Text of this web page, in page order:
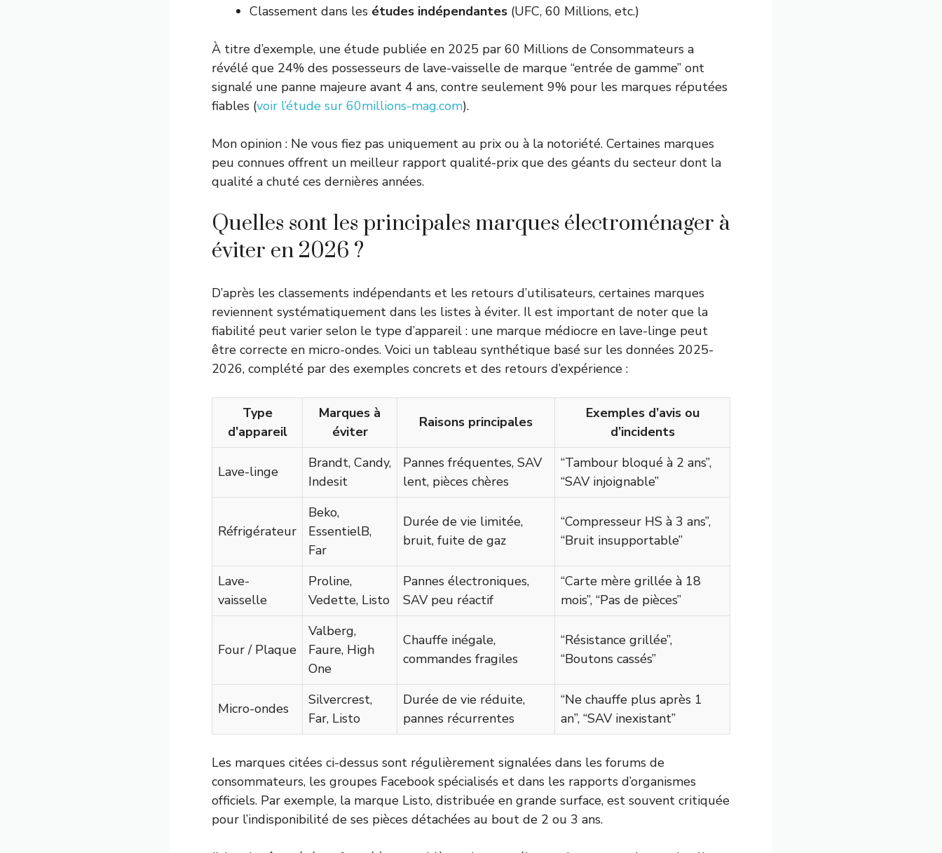
Classement dans les études indépendantes (UFC, 60 Millions, etc.)
À titre d’exemple, une étude publiée en 2025 par 60 Millions de Consommateurs a
révélé que 24% des possesseurs de lave-vaisselle de marque “entrée de gamme” ont
signalé une panne majeure avant 4 ans, contre seulement 9% pour les marques réputées
fiables (voir l’étude sur 60millions-mag.com).
Mon opinion : Ne vous fiez pas uniquement au prix ou à la notoriété. Certaines marques
peu connues offrent un meilleur rapport qualité-prix que des géants du secteur dont la
qualité a chuté ces dernières années.
Quelles sont les principales marques électroménager à
éviter en 2026 ?
D’après les classements indépendants et les retours d’utilisateurs, certaines marques
reviennent systématiquement dans les listes à éviter. Il est important de noter que la
fiabilité peut varier selon le type d’appareil : une marque médiocre en lave-linge peut
être correcte en micro-ondes. Voici un tableau synthétique basé sur les données 2025-
2026, complété par des exemples concrets et des retours d’expérience :
Type
d’appareil
Marques à
éviter
Raisons principales
Exemples d’avis ou
d’incidents
Lave-linge
Brandt, Candy,
Indesit
Pannes fréquentes, SAV
lent, pièces chères
“Tambour bloqué à 2 ans”,
“SAV injoignable”
Réfrigérateur
Beko,
EssentielB,
Far
Durée de vie limitée,
bruit, fuite de gaz
“Compresseur HS à 3 ans”,
“Bruit insupportable”
Lave-
vaisselle
Proline,
Vedette, Listo
Pannes électroniques,
SAV peu réactif
“Carte mère grillée à 18
mois”, “Pas de pièces”
Four / Plaque
Valberg,
Faure, High
One
Chauffe inégale,
commandes fragiles
“Résistance grillée”,
“Boutons cassés”
Micro-ondes
Silvercrest,
Far, Listo
Durée de vie réduite,
pannes récurrentes
“Ne chauffe plus après 1
an”, “SAV inexistant”
Les marques citées ci-dessus sont régulièrement signalées dans les forums de
consommateurs, les groupes Facebook spécialisés et dans les rapports d’organismes
officiels. Par exemple, la marque Listo, distribuée en grande surface, est souvent critiquée
pour l’indisponibilité de ses pièces détachées au bout de 2 ou 3 ans.